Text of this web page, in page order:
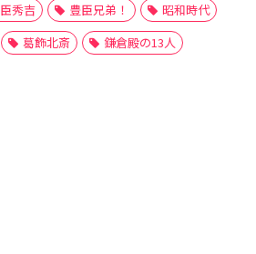
秀吉 豊臣兄弟！
昭和時代
葛飾北斎 鎌倉殿の13人